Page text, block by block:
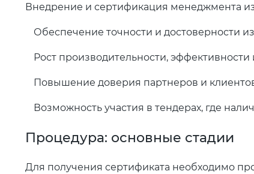
Внедрение и сертификация менеджмента
Обеспечение точности и достоверности
Рост производительности,
Повышение доверия партнеров и
Возможность участия в тендерах, где
Процедура: основные стадии
Для получения сертификата необходимо